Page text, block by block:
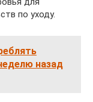
по уходу.
назад